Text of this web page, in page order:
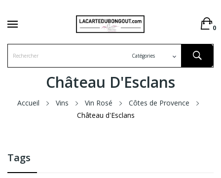
0
Château D'Esclans
Accueil Vins Vin Rosé
Côtes de Provence
Château d'Esclans
Tags